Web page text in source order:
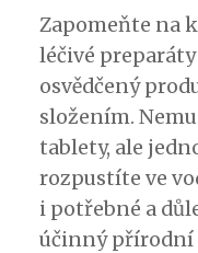
Zapomeňte na
léčivé
osvědčený
složením.
tablety, ale
rozpustíte ve
i potřebné a
účinný přírodní